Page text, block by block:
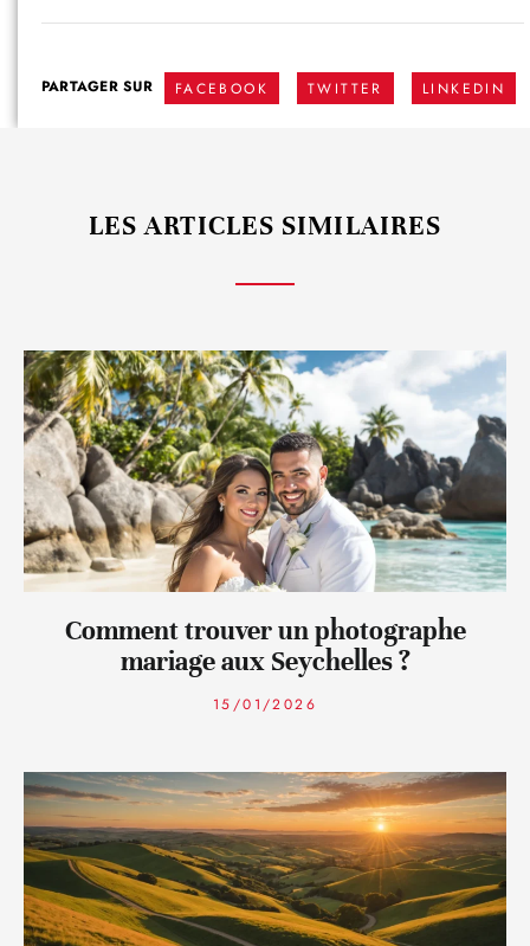
PARTAGER SUR FACEBOOK TWITTER LINKEDIN
LES ARTICLES SIMILAIRES
Comment trouver un photographe
mariage aux Seychelles ?
15/01/2026